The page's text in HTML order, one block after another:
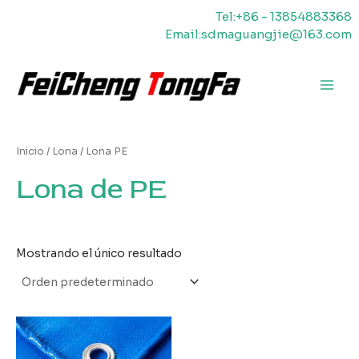
Tel:+86 - 13854883368
Email:sdmaguangjie@163.com
Inicio / Lona / Lona PE
Lona de PE
Mostrando el único resultado